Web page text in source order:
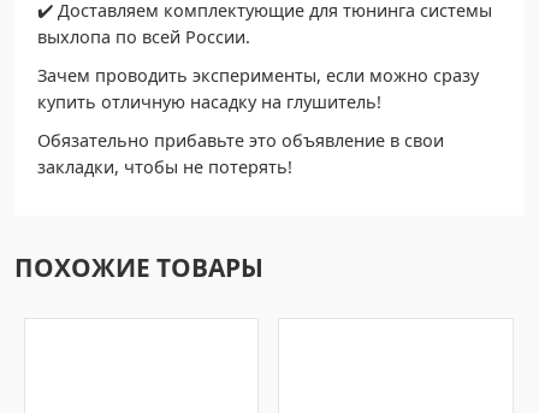
✔️ Доставляем комплектующие для тюнинга системы
выхлопа по всей России.
Зачем проводить эксперименты, если можно сразу
купить отличную насадку на глушитель!
Обязательно прибавьте это объявление в свои
закладки, чтобы не потерять!
ПОХОЖИЕ ТОВАРЫ